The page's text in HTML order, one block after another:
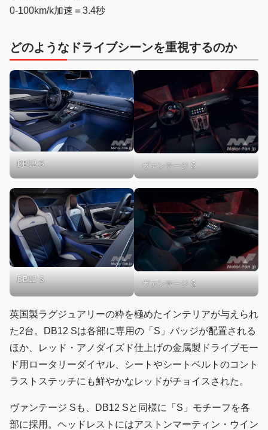
0-100km/k加速＝3.4秒
どのようなドライブシーンを重視するのか
DB12 S ヴァンテージ S
DB12 S ヴァンテージ S
英国製ラグジュアリーの粋を極めたインテリアが与えられ
た2台。DB12 Sは各部に専用の「S」バッジが配置される
ほか、レッド・アノダイズド仕上げの金属製ドライブモー
ド用ロータリーダイヤル、シートやシートベルトのコント
ラストステッチにも鮮やかなレッドがチョイスされた。
ヴァンテージ Sも、DB12 Sと同様に「S」モチーフを各
部に採用。ヘッドレストにはアストンマーティン・ウイン